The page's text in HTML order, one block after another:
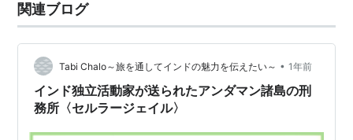
関連ブログ
Tabi Chalo～旅を通してインドの魅力を伝えたい～ • 1年前
インド独立活動家が送られたアンダマン諸島の刑
務所〈セルラージェイル〉